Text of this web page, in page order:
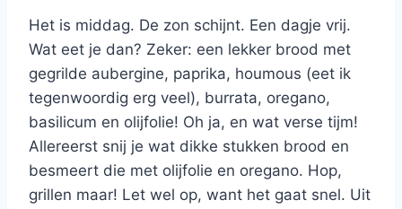
Het is middag. De zon schijnt. Een dagje vrij.
Wat eet je dan? Zeker: een lekker brood met
gegrilde aubergine, paprika, houmous (eet ik
tegenwoordig erg veel), burrata, oregano,
basilicum en olijfolie! Oh ja, en wat verse tijm!
Allereerst snij je wat dikke stukken brood en
besmeert die met olijfolie en oregano. Hop,
grillen maar! Let wel op, want het gaat snel. Uit